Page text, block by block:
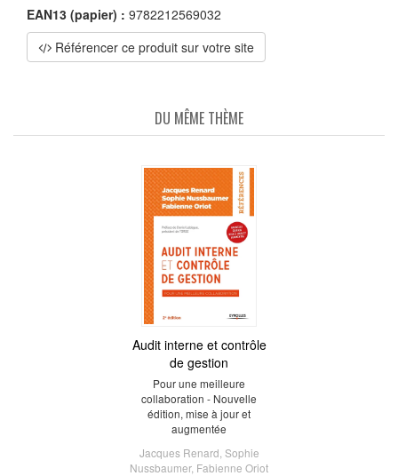
EAN13 (papier) : 9782212569032
Référencer ce produit sur votre site
DU MÊME THÈME
Audit interne et contrôle
de gestion
Pour une meilleure
collaboration - Nouvelle
édition, mise à jour et
augmentée
Jacques Renard Sophie
Nussbaumer, Fabienne Oriot